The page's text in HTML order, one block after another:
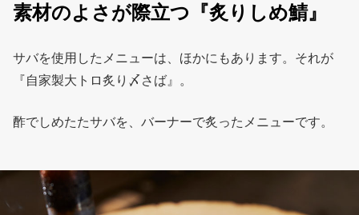
素材のよさが際立つ『炙りしめ鯖』
サバを使用したメニューは、ほかにもあります。それが
『自家製大トロ炙り〆さば』。
酢でしめたたサバを、バーナーで炙ったメニューです。